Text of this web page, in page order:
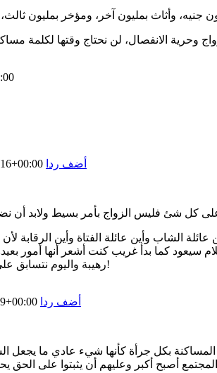
جنيه، وأثاث بمليون آخر، ومؤخر بمليون ثالث،
أضف ردا
عائلة الشاب وأين عائلة الفتاة وأين
سيعود كما بدأ غريب كنت أشعر أنها
رهيبة واليوم نتسابق على من يرتكب أخطاء أكثر من الاخر!
أضف ردا
بكل جرأة كأنها شيء عادي ما يجعل
أصبح أكبر وعليهم أن يثبتوا على الحق